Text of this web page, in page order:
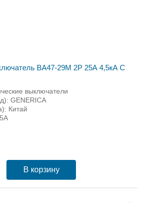
ВА47-29М 2P 25А 4,5кА С
выключатели
GENERICA
Китай
В корзину